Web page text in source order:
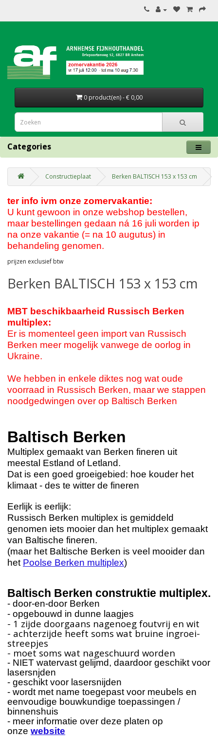
0 product(en) - € 0,00
Categories
Constructieplaat Berken BALTISCH 153 x 153 cm
ter info ivm onze zomervakantie:
U kunt gewoon in onze webshop bestellen,
maar bestellingen gedaan ná 16 juli worden ip
na onze vakantie (= na 10 augutus) in
behandeling genomen.
prijzen exclusief btw
Berken BALTISCH 153 x 153 cm
MBT beschikbaarheid Russisch Berken
multiplex:
Er is momenteel geen import van Russisch
Berken meer mogelijk vanwege de oorlog in
Ukraine.
We hebben in enkele diktes nog wat oude
voorraad in Russisch Berken, maar we stappen
noodgedwingen over op Baltisch Berken
Baltisch Berken
Multiplex gemaakt van Berken fineren uit
meestal Estland of Letland.
Dat is een goed groeigebied: hoe kouder het
klimaat - des te witter de fineren
Eerlijk is eerlijk:
Russisch Berken multiplex is gemiddeld
genomen iets mooier dan het multiplex gemaakt
van Baltische fineren.
(maar het Baltische Berken is veel mooider dan
het Poolse Berken multiplex)
Baltisch Berken construktie multiplex.
- door-en-door Berken
- opgebouwd in dunne laagjes
- 1 zijde doorgaans nagenoeg foutvrij en wit
- achterzijde heeft soms wat bruine ingroei-
streepjes
- moet soms wat nageschuurd worden
- NIET watervast gelijmd, daardoor geschikt voor
lasersnjden
- geschikt voor lasersnijden
- wordt met name toegepast voor meubels en
eenvoudige bouwkundige toepassingen /
binnenshuis
- meer informatie over deze platen op
onze website